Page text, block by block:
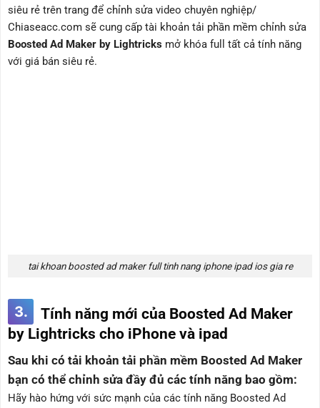
siêu rẻ trên trang để chỉnh sửa video chuyên nghiệp/
Chiaseacc.com sẽ cung cấp tài khoản tải phần mềm chỉnh sửa
Boosted Ad Maker by Lightricks mở khóa full tất cả tính năng
với giá bán siêu rẻ.
tai khoan boosted ad maker full tinh nang iphone ipad ios gia re
3.
Tính năng mới của Boosted Ad Maker
by Lightricks cho iPhone và ipad
Sau khi có tải khoản tải phần mềm Boosted Ad Maker
bạn có thể chỉnh sửa đầy đủ các tính năng bao gồm:
Hãy hào hứng với sức mạnh của các tính năng Boosted Ad